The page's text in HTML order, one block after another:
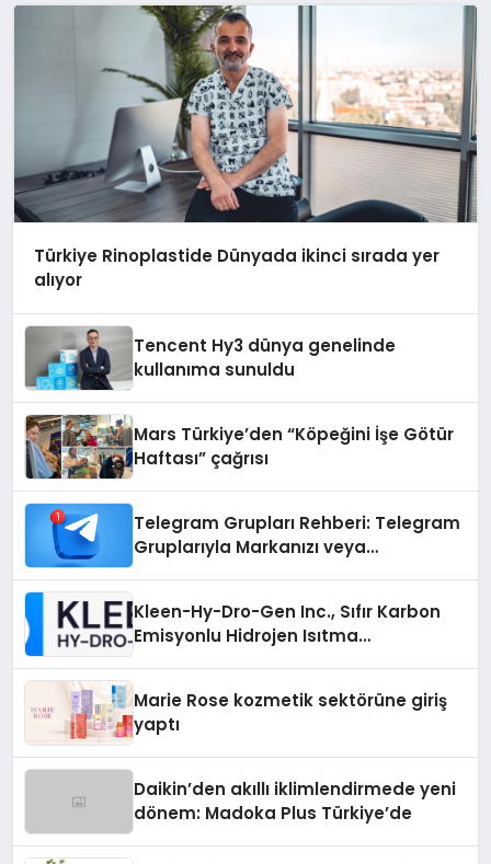
Türkiye Rinoplastide Dünyada ikinci sırada yer
alıyor
Tencent Hy3 dünya genelinde
kullanıma sunuldu
Mars Türkiye’den “Köpeğini İşe Götür
Haftası” çağrısı
Telegram Grupları Rehberi: Telegram
Gruplarıyla Markanızı veya
Kleen-Hy-Dro-Gen Inc., Sıfır Karbon
Emisyonlu Hidrojen Isıtma
Marie Rose kozmetik sektörüne giriş
yaptı
Daikin’den akıllı iklimlendirmede yeni
dönem: Madoka Plus Türkiye’de